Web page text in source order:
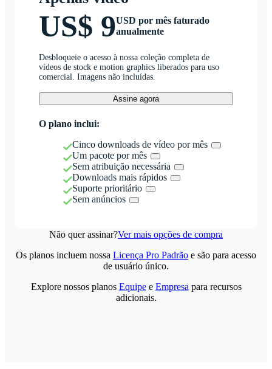
US$ 9USD por mês faturado
anualmente
Desbloqueie o acesso à nossa coleção completa de
vídeos de stock e motion graphics liberados para uso
comercial. Imagens não incluídas.
Assine agora
O plano inclui:
Cinco downloads de vídeo por mês
Um pacote por mês
Sem atribuição necessária
Downloads mais rápidos
Suporte prioritário
Sem anúncios
Não quer assinar?Ver mais opções de compra
Os planos incluem nossa Licença Pro Padrão e são para acesso
de usuário único.
Explore nossos planos Equipee Empresa para recursos
adicionais.